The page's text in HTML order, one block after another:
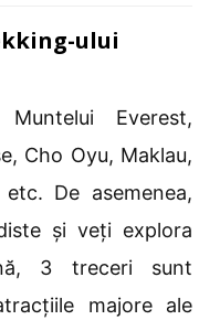
ului
Everest,
Cho Oyu, Maklau,
De asemenea,
și veți explora
3 treceri sunt
majore ale